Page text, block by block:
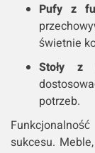
Pufy z
świetnie
Stoły z
potrzeb.
sukcesu.